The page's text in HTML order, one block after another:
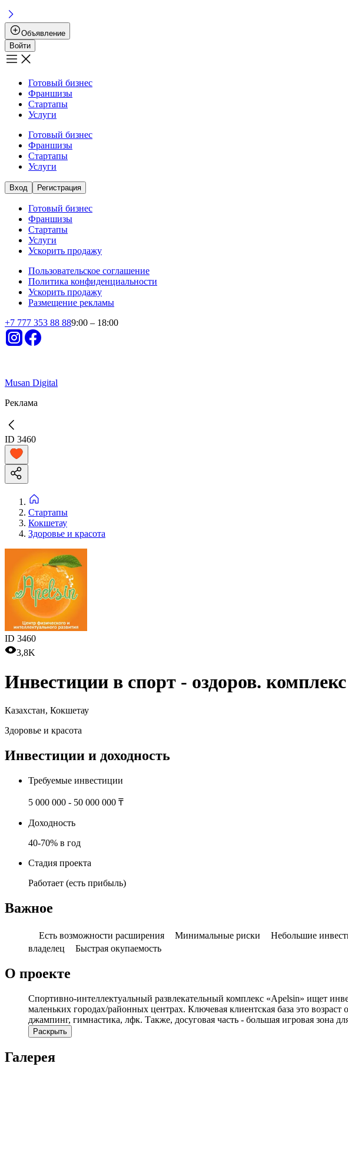
Объявление
Войти
Готовый бизнес
Франшизы
Стартапы
Услуги
Готовый бизнес
Франшизы
Стартапы
Услуги
Вход Регистрация
Готовый бизнес
Франшизы
Стартапы
Услуги
Ускорить продажу
Пользовательское соглашение
Политика конфиденциальности
Ускорить продажу
Размещение рекламы
+7 777 353 88 889:00 – 18:00
Musan Digital
Реклама
ID 3460
Стартапы
Кокшетау
Здоровье и красота
ID 3460
3,8K
Инвестиции в спорт - оздоров. комплекс
Казахстан, Кокшетау
Здоровье и красота
Инвестиции и доходность
Требуемые инвестиции
5 000 000 - 50 000 000 ₸
Доходность
40-70% в год
Стадия проекта
Работает (есть прибыль)
Важное
Есть возможности расширения Минимальные риски Небольшие
владелец
Быстрая окупаемость
О проекте
Спортивно-интеллектуальный развлекательный комплекс «Apelsin» ищет
маленьких городах/районных центрах. Ключевая клиентская база это
джампинг, гимнастика, лфк. Также, досуговая часть - большая игровая зона
Раскрыть
Галерея